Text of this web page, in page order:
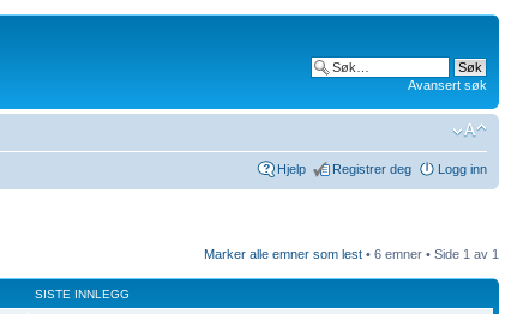
Avansert søk
Hjelp Registrer deg Logg inn
Marker alle emner som lest • 6 emner • Side 1 av 1
SISTE INNLEGG